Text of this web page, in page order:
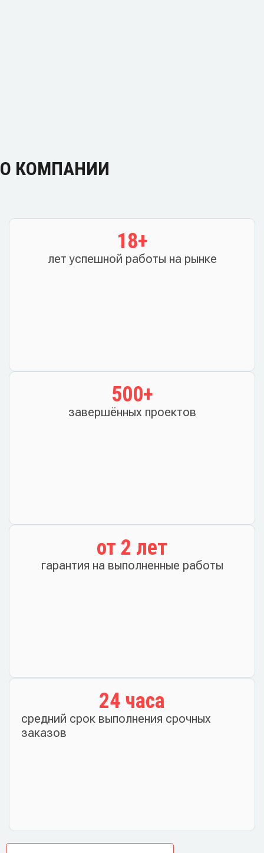
О КОМПАНИИ
лет успешной работы на рынке
18+
завершённых проектов
500+
гарантия на выполненные работы
от 2 лет
средний срок выполнения срочных
заказов
24 часа